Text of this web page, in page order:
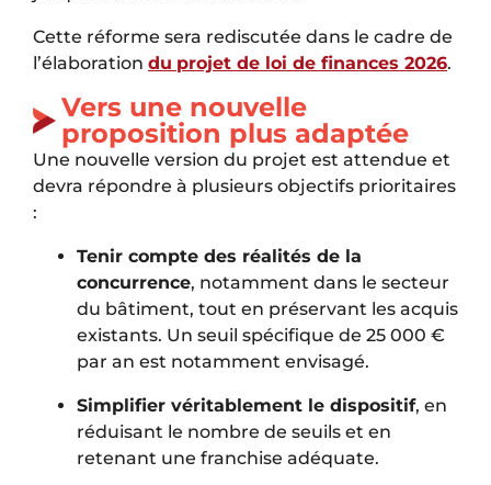
Cette réforme sera rediscutée dans le cadre de
l’élaboration du projet de loi de finances 2026.
Vers une nouvelle
proposition plus adaptée
Une nouvelle version du projet est attendue et
devra répondre à plusieurs objectifs prioritaires
:
Tenir compte des réalités de la
concurrence, notamment dans le secteur
du bâtiment, tout en préservant les acquis
existants. Un seuil spécifique de 25 000 €
par an est notamment envisagé.
Simplifier véritablement le dispositif, en
réduisant le nombre de seuils et en
retenant une franchise adéquate.